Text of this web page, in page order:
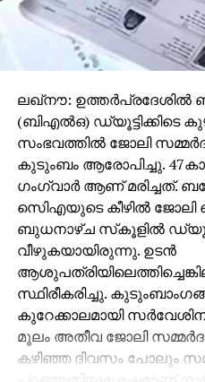
ലഖ്‌നൗ:
(ബിഎല്‍ഒ) ഡ്യൂട്ടിക്കിടെ
സംഭവത്തില്‍ ജോലി
കുടുംബം ആരോപിച്ചു.
ഗംഗ്വാര്‍ ആണ് മരിച്ചത്.
സിെഎയുടെ കീഴില്‍
ബുധനാഴ്ച സ്‌കൂളില്‍
വീഴുകയായിരുന്നു. ഉടന്‍
സ്ഥിരീകരിച്ചു.
കുറേക്കാലമായി
മൂലം അതീവ ജോലി
കഴിഞ്ഞ ദിവസം പോലും